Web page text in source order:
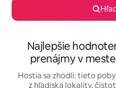
Najlepšie
prenájmy v
Hostia sa zhodli: tieto
z hľadiska lokality,